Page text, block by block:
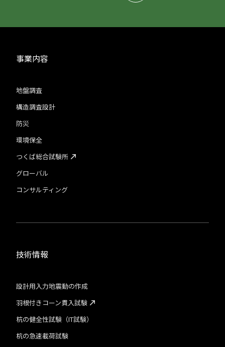
事業内容
地盤調査
構造調査設計
防災
環境保全
つくば総合試験所
グローバル
コンサルティング
技術情報
設計用入力地震動の作成
羽根付きコーン貫入試験
杭の健全性試験（IT試験）
杭の急速載荷試験